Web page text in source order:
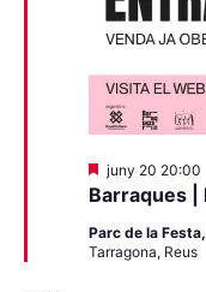
Barraques |
Destacats
juny 20 20:00
Parc de la
Tarragona, Reus